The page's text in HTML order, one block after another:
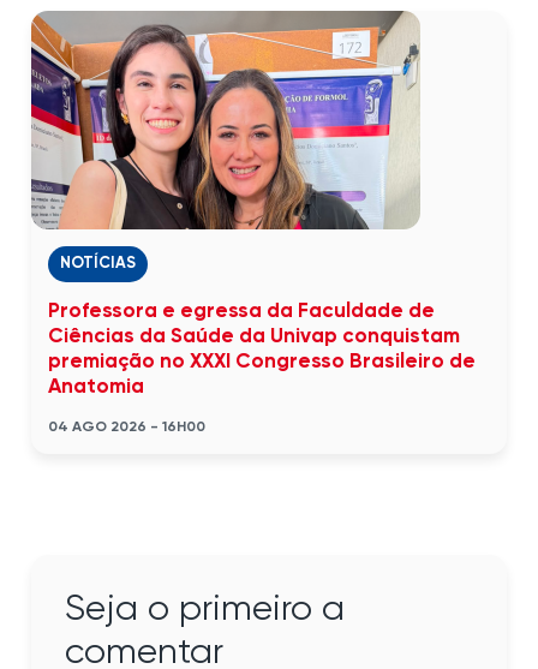
NOTÍCIAS
Professora e egressa da Faculdade de
Ciências da Saúde da Univap conquistam
premiação no XXXI Congresso Brasileiro de
Anatomia
04 AGO 2026 - 16H00
Seja o primeiro a
comentar